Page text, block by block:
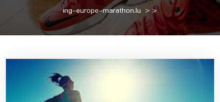
ing-europe-marathon.lu >>